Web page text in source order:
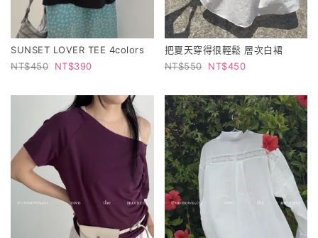
SUNSET LOVER TEE 4colors
450
390
把夏天穿得很輕鬆 層次白裙
550
450